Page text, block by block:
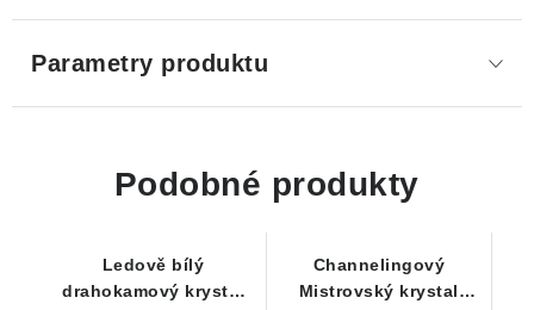
Parametry produktu
Podobné produkty
Ledově bílý
drahokamový krystal
Channelingový
Mistrovský krystal